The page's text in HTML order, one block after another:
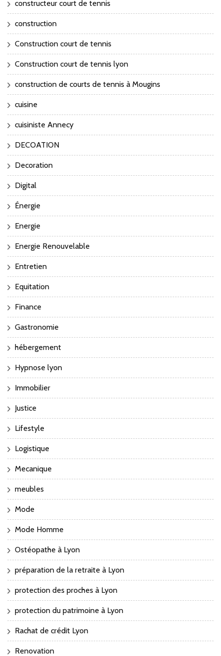
constructeur court de tennis
construction
Construction court de tennis
Construction court de tennis lyon
construction de courts de tennis à Mougins
cuisine
cuisiniste Annecy
DECOATION
Decoration
Digital
Énergie
Energie
Energie Renouvelable
Entretien
Equitation
Finance
Gastronomie
hébergement
Hypnose lyon
Immobilier
Justice
Lifestyle
Logistique
Mecanique
meubles
Mode
Mode Homme
Ostéopathe à Lyon
préparation de la retraite à Lyon
protection des proches à Lyon
protection du patrimoine à Lyon
Rachat de crédit Lyon
Renovation